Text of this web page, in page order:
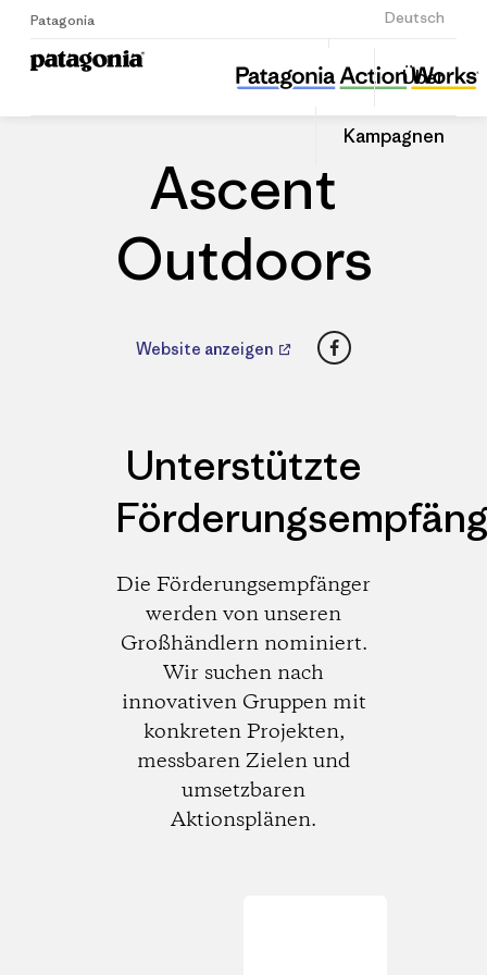
Patagonia Deutsch
Anmelden
Über
Kampagnen
Ascent Outdoors
Diesen
Beitrag
Auf
teilen
Ascent
Outdoors
Website anzeigen Facebook
Unterstützte
Die Förderungsempfänger
werden von unseren
Großhändlern nominiert.
Wir suchen nach
innovativen Gruppen mit
konkreten Projekten,
messbaren Zielen und
umsetzbaren
Aktionsplänen.